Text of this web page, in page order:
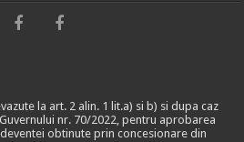
la art. 2 alin. 1 lit.a) si b) si dupa caz
nr. 70/2022, pentru aprobarea
obtinute prin concesionare din